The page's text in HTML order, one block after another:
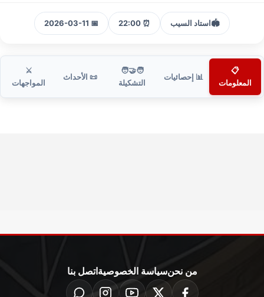
🏟️استاد السيب ⏰ 22:00
📅 2026-03-11
📋
المعلومات
📊 إحصائيات
🧑‍🤝‍🧑
التشكيلة
📜 الأحداث
⚔️
المواجهات
من نحنسياسة الخصوصية اتصل بنا